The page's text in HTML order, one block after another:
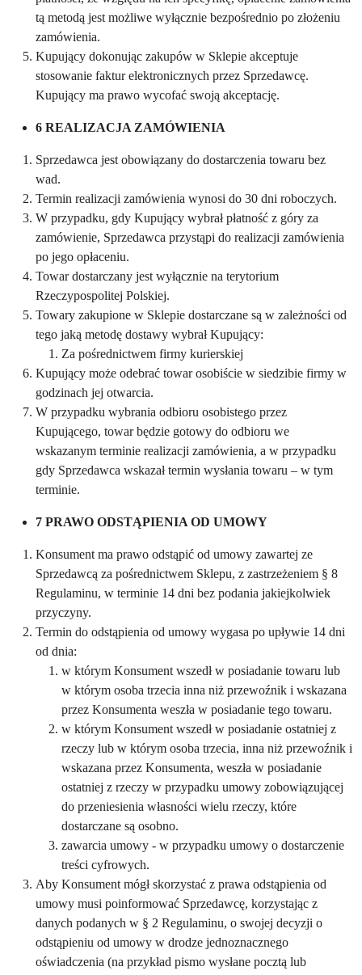
tą metodą jest możliwe wyłącznie bezpośrednio po złożeniu
zamówienia.
Kupujący dokonując zakupów w Sklepie akceptuje
stosowanie faktur elektronicznych przez Sprzedawcę.
Kupujący ma prawo wycofać swoją akceptację.
6 REALIZACJA ZAMÓWIENIA
Sprzedawca jest obowiązany do dostarczenia towaru bez
wad.
Termin realizacji zamówienia wynosi do 30 dni roboczych.
W przypadku, gdy Kupujący wybrał płatność z góry za
zamówienie, Sprzedawca przystąpi do realizacji zamówienia
po jego opłaceniu.
Towar dostarczany jest wyłącznie na terytorium
Rzeczypospolitej Polskiej.
Towary zakupione w Sklepie dostarczane są w zależności od
tego jaką metodę dostawy wybrał Kupujący:
Za pośrednictwem firmy kurierskiej
Kupujący może odebrać towar osobiście w siedzibie firmy w
godzinach jej otwarcia.
W przypadku wybrania odbioru osobistego przez
Kupującego, towar będzie gotowy do odbioru we
wskazanym terminie realizacji zamówienia, a w przypadku
gdy Sprzedawca wskazał termin wysłania towaru – w tym
terminie.
7 PRAWO ODSTĄPIENIA OD UMOWY
Konsument ma prawo odstąpić od umowy zawartej ze
Sprzedawcą za pośrednictwem Sklepu, z zastrzeżeniem § 8
Regulaminu, w terminie 14 dni bez podania jakiejkolwiek
przyczyny.
Termin do odstąpienia od umowy wygasa po upływie 14 dni
od dnia:
w którym Konsument wszedł w posiadanie towaru lub
w którym osoba trzecia inna niż przewoźnik i wskazana
przez Konsumenta weszła w posiadanie tego towaru.
w którym Konsument wszedł w posiadanie ostatniej z
rzeczy lub w którym osoba trzecia, inna niż przewoźnik i
wskazana przez Konsumenta, weszła w posiadanie
ostatniej z rzeczy w przypadku umowy zobowiązującej
do przeniesienia własności wielu rzeczy, które
dostarczane są osobno.
zawarcia umowy - w przypadku umowy o dostarczenie
treści cyfrowych.
Aby Konsument mógł skorzystać z prawa odstąpienia od
umowy musi poinformować Sprzedawcę, korzystając z
danych podanych w § 2 Regulaminu, o swojej decyzji o
odstąpieniu od umowy w drodze jednoznacznego
oświadczenia (na przykład pismo wysłane pocztą lub